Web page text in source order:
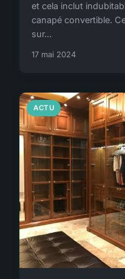
et cela inclut
canapé convertible.
sur...
17 mai 2024
ACTU